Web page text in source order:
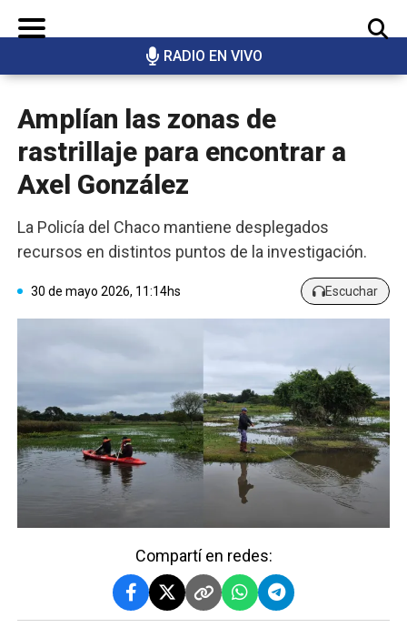
RADIO EN VIVO
BUSCAR
Amplían las zonas de
rastrillaje para encontrar a
Axel González
La Policía del Chaco mantiene desplegados
recursos en distintos puntos de la investigación.
30 de mayo 2026, 11:14hs Escuchar
Compartí en redes: